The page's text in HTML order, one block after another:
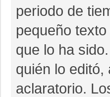
periodo de
pequeño
que lo ha
quién lo
aclaratorio.